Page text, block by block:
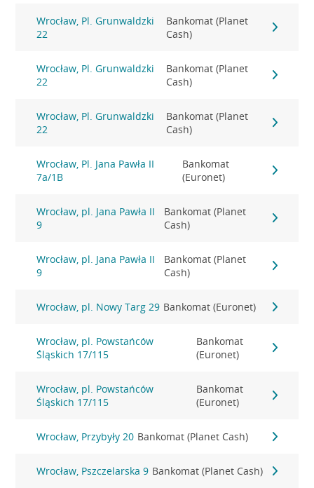
Wrocław, Pl. Grunwaldzki
22
Bankomat (Planet
Cash)
Wrocław, Pl. Grunwaldzki
22
Bankomat (Planet
Cash)
Wrocław, Pl. Grunwaldzki
22
Bankomat (Planet
Cash)
Wrocław, Pl. Jana Pawła II
7a/1B
Bankomat
(Euronet)
Wrocław, pl. Jana Pawła II
9
Bankomat (Planet
Cash)
Wrocław, pl. Jana Pawła II
9
Bankomat (Planet
Cash)
Wrocław, pl. Nowy Targ 29 Bankomat (Euronet)
Wrocław, pl. Powstańców
Śląskich 17/115
Bankomat
(Euronet)
Wrocław, pl. Powstańców
Śląskich 17/115
Bankomat
(Euronet)
Wrocław, Przybyły 20 Bankomat (Planet Cash)
Wrocław, Pszczelarska 9 Bankomat (Planet Cash)